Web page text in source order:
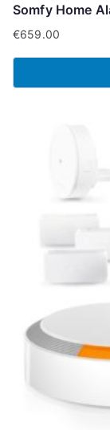
Somfy Home
€659.00